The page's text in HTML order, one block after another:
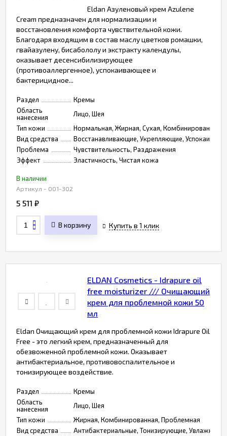
Eldan Азуленовый крем Azulene
Cream предназначен для нормализации и
восстановления комфорта чувствительной кожи.
Благодаря входящим в состав маслу цветков ромашки,
гвайазулену, бисабололу и экстракту календулы,
оказывает десенсибилизирующее
(противоаллергенное), успокаивающее и
бактерицидное...
Раздел
Кремы
Область
нанесения
Лицо, Шея
Тип кожи
Нормальная, Жирная, Сухая, Комбинированная,
Вид средства
Восстанавливающие, Укрепляющие,
Проблема
Чувствительность, Раздражения
Эффект
Эластичность, Чистая кожа
В наличии
Артикул - 001-302
5 511 ₽
В корзину Купить в 1 клик
ELDAN Cosmetics - Idrapure oil
free moisturizer /// Очищающий
крем для проблемной кожи 50
мл
Eldan Очищающий крем для проблемной кожи Idrapure Oil
Free - это легкий крем, предназначенный для
обезвоженной проблемной кожи. Оказывает
антибактериальное, противовоспалительное и
тонизирующее воздействие.
Раздел
Кремы
Область
нанесения
Лицо, Шея
Тип кожи
Жирная, Комбинированная, Проблемная
Вид средства
Антибактериальные, Тонизирующие,